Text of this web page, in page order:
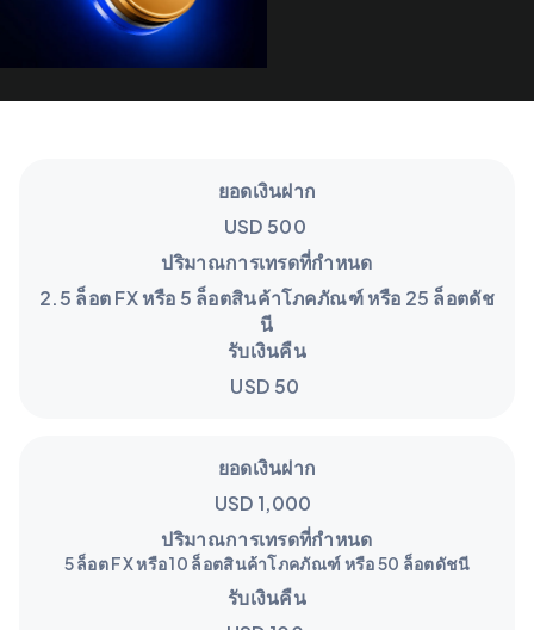
ยอดเงินฝาก
USD 500
ปริมาณการเทรดที่กำหนด
2.5 ล็อต FX หรือ 5 ล็อตสินค้าโภคภัณฑ์ หรือ 25 ล็อตดัช
นี
รับเงินคืน
USD 50
ยอดเงินฝาก
USD 1,000
ปริมาณการเทรดที่กำหนด
5 ล็อต FX หรือ 10 ล็อตสินค้าโภคภัณฑ์ หรือ 50 ล็อตดัชนี
รับเงินคืน